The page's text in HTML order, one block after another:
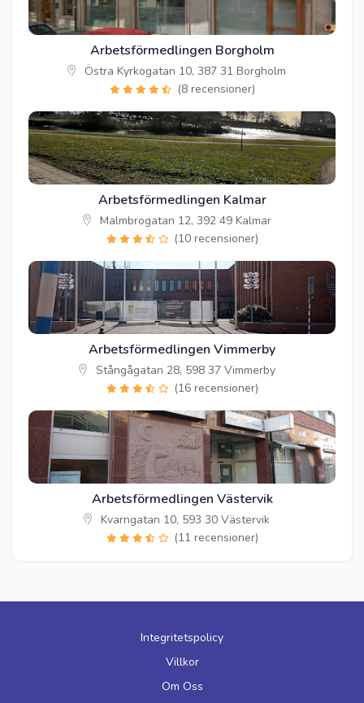
Arbetsförmedlingen Borgholm
Östra Kyrkogatan 10, 387 31 Borgholm
(8 recensioner)
Arbetsförmedlingen Kalmar
Malmbrogatan 12, 392 49 Kalmar
(10 recensioner)
Arbetsförmedlingen Vimmerby
Stångågatan 28, 598 37 Vimmerby
(16 recensioner)
Arbetsförmedlingen Västervik
Kvarngatan 10, 593 30 Västervik
(11 recensioner)
Integritetspolicy
Villkor
Om Oss